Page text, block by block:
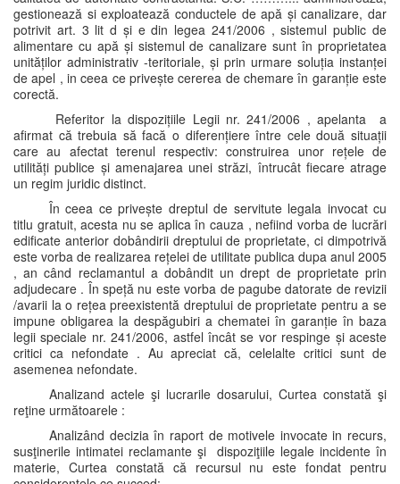
gestionează si exploatează conductele de apă și canalizare, dar
potrivit art. 3 lit d și e din legea 241/2006 , sistemul public de
alimentare cu apă și sistemul de canalizare sunt în proprietatea
unităților administrativ -teritoriale, și prin urmare soluția instanței
de apel , in ceea ce privește cererea de chemare în garanție este
corectă.
Referitor la dispozițiile Legii nr. 241/2006 , apelanta a
afirmat că trebuia să facă o diferențiere între cele două situații
care au afectat terenul respectiv: construirea unor rețele de
utilități publice și amenajarea unei străzi, întrucât fiecare atrage
un regim juridic distinct.
În ceea ce privește dreptul de servitute legala invocat cu
titlu gratuit, acesta nu se aplica în cauza , nefiind vorba de lucrări
edificate anterior dobândirii dreptului de proprietate, ci dimpotrivă
este vorba de realizarea rețelei de utilitate publica dupa anul 2005
, an când reclamantul a dobândit un drept de proprietate prin
adjudecare . În speță nu este vorba de pagube datorate de revizii
/avarii la o rețea preexistentă dreptului de proprietate pentru a se
impune obligarea la despăgubiri a chematei în garanție în baza
legii speciale nr. 241/2006, astfel încât se vor respinge și aceste
critici ca nefondate . Au apreciat că, celelalte critici sunt de
asemenea nefondate.
Analizand actele şi lucrarile dosarului, Curtea constată şi
reţine următoarele :
Analizând decizia în raport de motivele invocate in recurs,
susţinerile intimatei reclamante şi dispoziţiile legale incidente în
materie, Curtea constată că recursul nu este fondat pentru